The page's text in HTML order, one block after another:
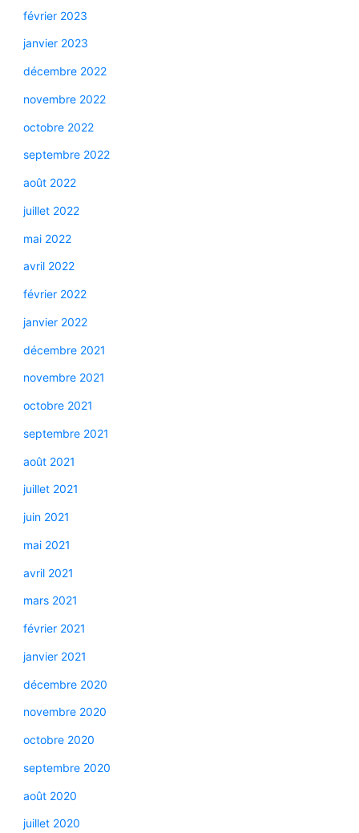
février 2023
janvier 2023
décembre 2022
novembre 2022
octobre 2022
septembre 2022
août 2022
juillet 2022
mai 2022
avril 2022
février 2022
janvier 2022
décembre 2021
novembre 2021
octobre 2021
septembre 2021
août 2021
juillet 2021
juin 2021
mai 2021
avril 2021
mars 2021
février 2021
janvier 2021
décembre 2020
novembre 2020
octobre 2020
septembre 2020
août 2020
juillet 2020